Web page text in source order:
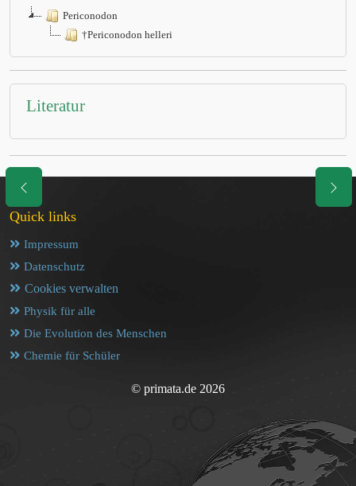
Periconodon
†Periconodon helleri
Literatur
Quick links
Impressum
Datenschutz
Cookies verwalten
Physik für alle
Die Evolution des Menschen
Chemie für Schüler
© primata.de 2026